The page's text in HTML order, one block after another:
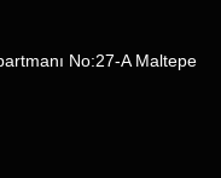
No:27-A Maltepe